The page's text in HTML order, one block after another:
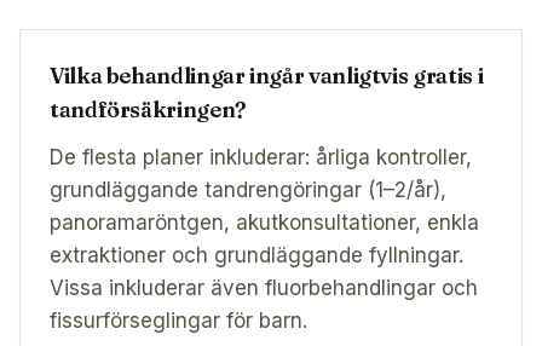
Vilka behandlingar ingår vanligtvis gratis i
tandförsäkringen?
De flesta planer inkluderar: årliga kontroller,
grundläggande tandrengöringar (1–2/år),
panoramaröntgen, akutkonsultationer, enkla
extraktioner och grundläggande fyllningar.
Vissa inkluderar även fluorbehandlingar och
fissurförseglingar för barn.